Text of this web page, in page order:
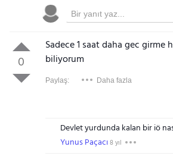
0
Sadece 1 saat daha gec girme
biliyorum
Paylaş: Daha fazla
Devlet yurdunda kalan bir iö
Yunus Paçacı8 yıl